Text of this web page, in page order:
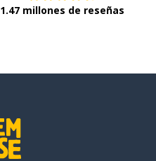
1.47 millones de reseñas